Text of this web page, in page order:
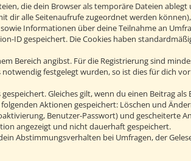
die dein Browser als temporäre Dateien ablegt
dir alle Seitenaufrufe zugeordnet werden
Informationen über deine Teilnahme an
ID gespeichert. Die Cookies haben
Bereich angibst. Für die Registrierung sind
festgelegt wurden, so ist dies für dich
Gleiches gilt, wenn du einen Beitrag als
Aktionen gespeichert: Löschen und
Benutzer-Passwort) und gescheiterte
angezeigt und nicht dauerhaft gespeichert.
Abstimmungsverhalten bei Umfragen, der